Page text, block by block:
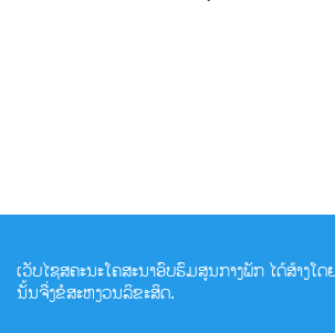
ເວັບໄຊສຄະນະໂຄສະນາອົບຮົມສູນກາງພັກ ໄດ້ສ້າງໂ
ນັ້ນຈື່ງຂໍສະຫງວນລິຂະສິດ.